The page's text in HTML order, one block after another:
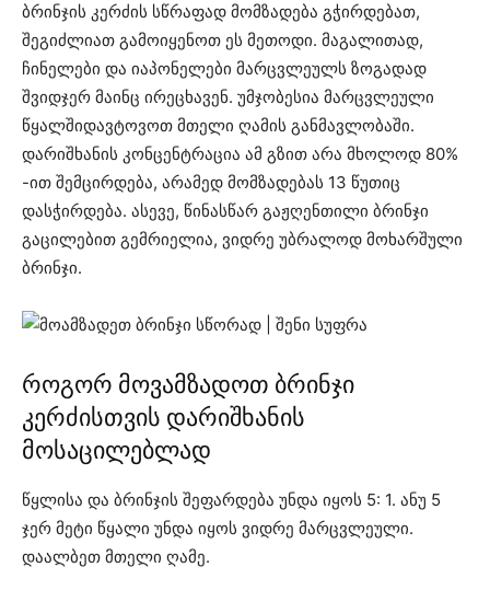
ბრინჯის კერძის სწრაფად მომზადება გჭირდებათ,
შეგიძლიათ გამოიყენოთ ეს მეთოდი. მაგალითად,
ჩინელები და იაპონელები მარცვლეულს ზოგადად
შვიდჯერ მაინც ირეცხავენ. უმჯობესია მარცვლეული
წყალშიდავტოვოთ მთელი ღამის განმავლობაში.
დარიშხანის კონცენტრაცია ამ გზით არა მხოლოდ 80%
-ით შემცირდება, არამედ მომზადებას 13 წუთიც
დასჭირდება. ასევე, წინასწარ გაჟღენთილი ბრინჯი
გაცილებით გემრიელია, ვიდრე უბრალოდ მოხარშული
ბრინჯი.
როგორ მოვამზადოთ ბრინჯი
კერძისთვის დარიშხანის
მოსაცილებლად
წყლისა და ბრინჯის შეფარდება უნდა იყოს 5: 1. ანუ 5
ჯერ მეტი წყალი უნდა იყოს ვიდრე მარცვლეული.
დაალბეთ მთელი ღამე.